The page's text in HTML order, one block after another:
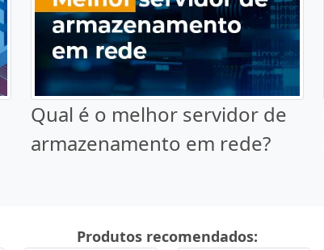
Qual é o melhor servidor de
armazenamento em rede?
Produtos recomendados: